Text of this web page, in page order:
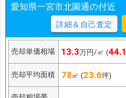
愛知県一宮市北園通の付近
詳細＆自己査定
売却単価相場 13.3万円/㎡ (44.1
売却平均面積 78㎡ (23.6坪)